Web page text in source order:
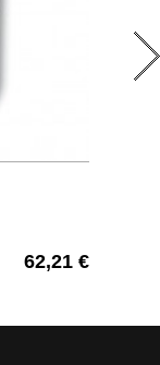
62,21 €